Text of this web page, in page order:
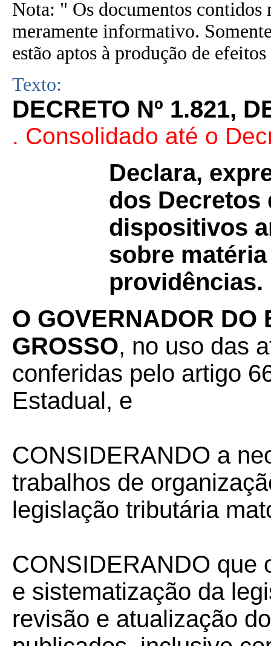
Nota: " Os documentos contidos
meramente informativo.
estão aptos à produção de
Texto:
DECRETO Nº 1.821,
. Consolidado até o
Declara,
dos Decretos
dispositivos
sobre
providências.
O GOVERNADOR DO
GROSSO, no uso das
conferidas pelo artigo
Estadual, e
CONSIDERANDO a
trabalhos de
legislação tributária
CONSIDERANDO que
e sistematização da
revisão e atualização